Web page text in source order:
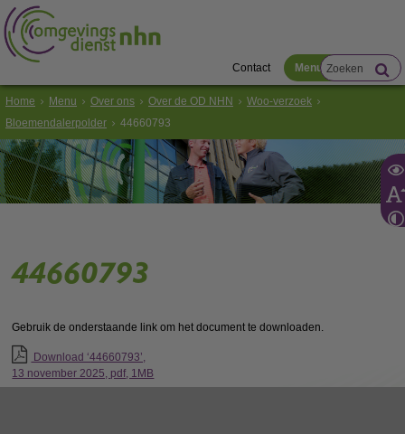
Contact Menu
Home Menu Over ons Over de OD NHN
Woo-verzoek
Bloemendalerpolder
44660793
44660793
Gebruik de onderstaande link om het document te downloaden.
Download ‘44660793’,
13 november 2025, pdf, 1MB